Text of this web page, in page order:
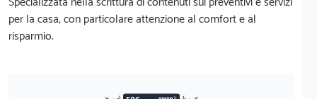
per la casa, con particolare attenzione al comfort e al
risparmio.